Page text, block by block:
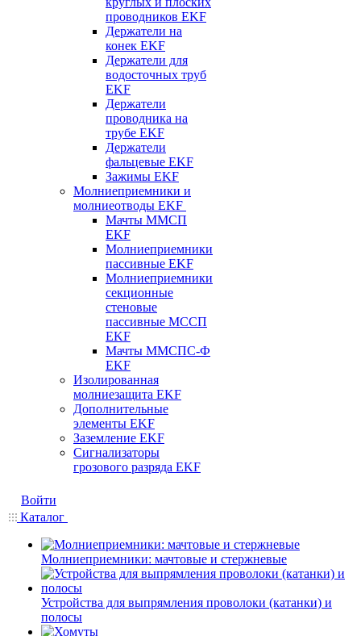
проводников EKF
Держатели на
конек EKF
Держатели для
водосточных труб
EKF
Держатели
проводника на
трубе EKF
Держатели
фальцевые EKF
Зажимы EKF
Молниеприемники и
молниеотводы EKF
Мачты ММСП
EKF
Молниеприемники
пассивные EKF
Молниеприемники
секционные
стеновые
пассивные МССП
EKF
Мачты ММСПС-Ф
EKF
Изолированная
молниезащита EKF
Дополнительные
элементы EKF
Заземление EKF
Сигнализаторы
грозового разряда EKF
Войти
Каталог
Молниеприемники: мачтовые и стержневые
Устройства для выпрямления проволоки (катанки) и
полосы